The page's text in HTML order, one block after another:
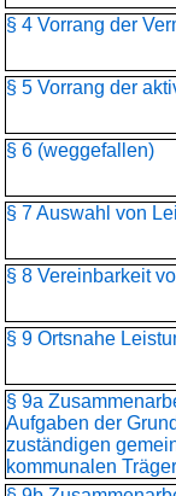
§ 4 Vorrang der
§ 5 Vorrang der
§ 6 (weggefallen)
§ 7 Auswahl von
§ 8 Vereinbarkeit
§ 9 Ortsnahe
§ 9a
Aufgaben der
zuständigen
kommunalen